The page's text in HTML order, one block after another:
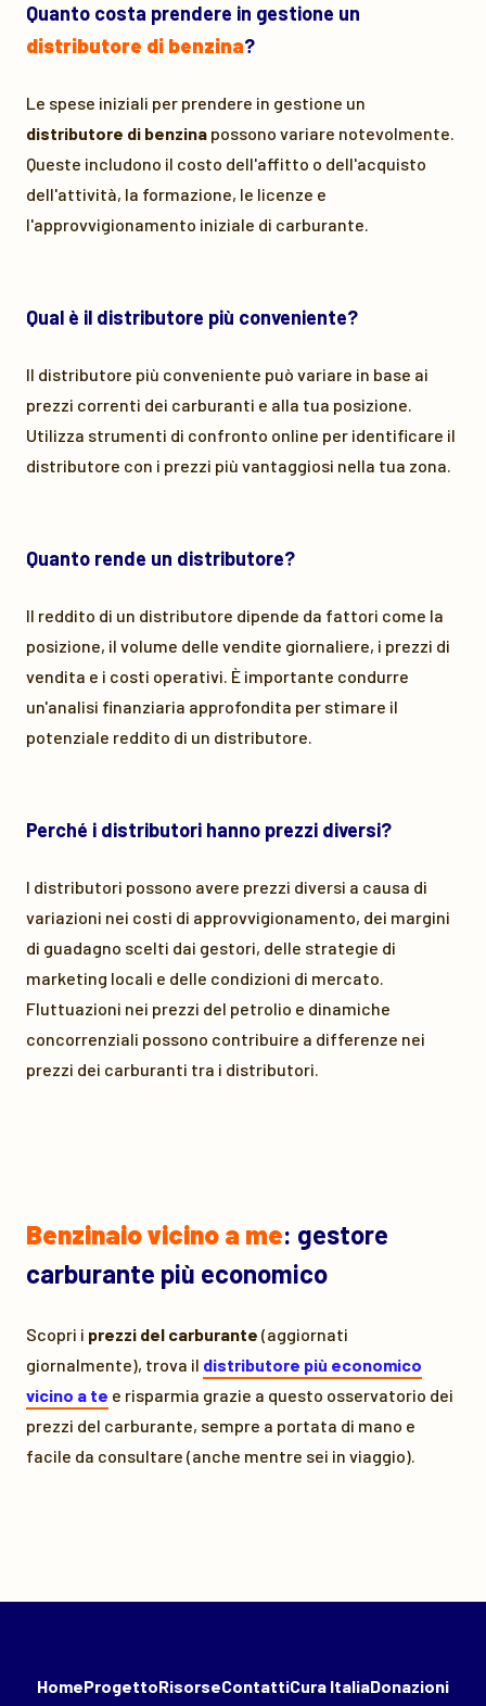
Quanto costa prendere in gestione un
distributore di benzina?
Le spese iniziali per prendere in gestione un
distributore di benzina possono variare notevolmente.
Queste includono il costo dell'affitto o dell'acquisto
dell'attività, la formazione, le licenze e
l'approvvigionamento iniziale di carburante.
Qual è il distributore più conveniente?
Il distributore più conveniente può variare in base ai
prezzi correnti dei carburanti e alla tua posizione.
Utilizza strumenti di confronto online per identificare il
distributore con i prezzi più vantaggiosi nella tua zona.
Quanto rende un distributore?
Il reddito di un distributore dipende da fattori come la
posizione, il volume delle vendite giornaliere, i prezzi di
vendita e i costi operativi. È importante condurre
un'analisi finanziaria approfondita per stimare il
potenziale reddito di un distributore.
Perché i distributori hanno prezzi diversi?
I distributori possono avere prezzi diversi a causa di
variazioni nei costi di approvvigionamento, dei margini
di guadagno scelti dai gestori, delle strategie di
marketing locali e delle condizioni di mercato.
Fluttuazioni nei prezzi del petrolio e dinamiche
concorrenziali possono contribuire a differenze nei
prezzi dei carburanti tra i distributori.
Benzinaio vicino a me: gestore
carburante più economico
Scopri i prezzi del carburante (aggiornati
giornalmente), trova il distributore più economico
vicino a te e risparmia grazie a questo osservatorio dei
prezzi del carburante, sempre a portata di mano e
facile da consultare (anche mentre sei in viaggio).
HomeProgettoRisorseContattiCura ItaliaDonazioni